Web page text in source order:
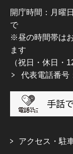
開庁時間：月曜
で
※昼の時間帯は
ます
（祝日・休日・
代表電話番号
アクセス・駐